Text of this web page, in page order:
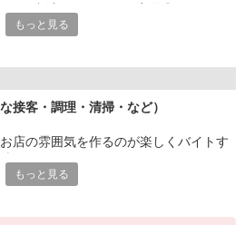
客もカンタンです。
安心！
っかり働きたい方にもオススメ！
もっと見る
接客・調理・清掃・など）
店の雰囲気を作るのが楽しくバイトす
で、現金の受け渡しはほとんどありま
もっと見る